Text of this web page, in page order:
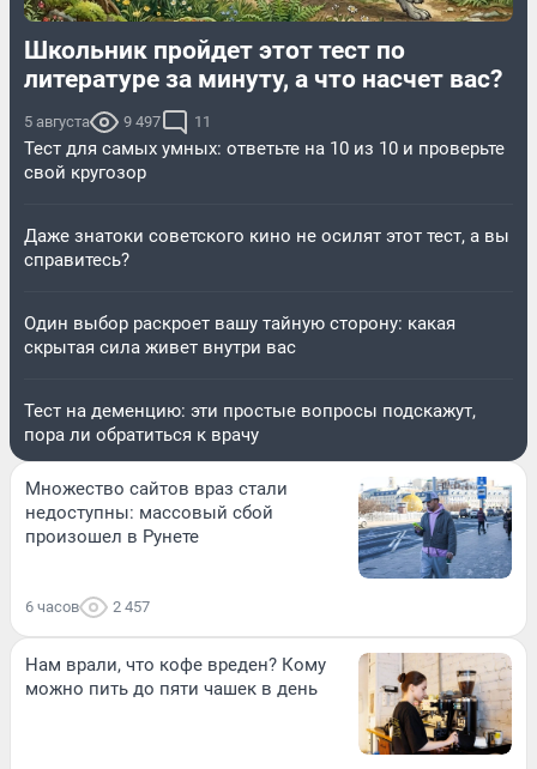
Школьник пройдет этот тест по
литературе за минуту, а что насчет вас?
5 августа 9 497 11
Тест для самых умных: ответьте на 10 из 10 и проверьте
свой кругозор
Даже знатоки советского кино не осилят этот тест, а вы
справитесь?
Один выбор раскроет вашу тайную сторону: какая
скрытая сила живет внутри вас
Тест на деменцию: эти простые вопросы подскажут,
пора ли обратиться к врачу
Множество сайтов враз стали
недоступны: массовый сбой
произошел в Рунете
6 часов 2 457
Нам врали, что кофе вреден? Кому
можно пить до пяти чашек в день